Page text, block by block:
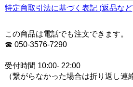
特定商取引法に基づく表記 (返品な
この商品は電話でも注文できます。
☎ 050-3576-7290
受付時間 10:00- 22:00
（繋がらなかった場合は折り返し連